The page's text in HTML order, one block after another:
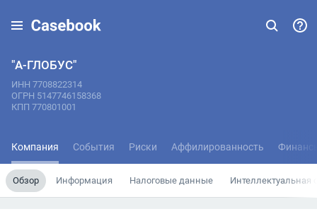
"А-ГЛОБУС"
ИНН 7708822314
ОГРН 5147746158368
КПП 770801001
Компания События Риски Аффилированность
Обзор Информация Налоговые данные Интеллектуальная